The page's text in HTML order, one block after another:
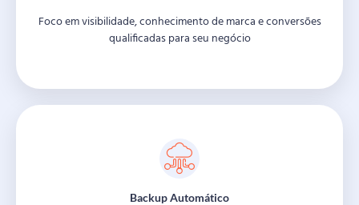
Foco em visibilidade, conhecimento de marca e conversões
qualificadas para seu negócio
Backup Automático